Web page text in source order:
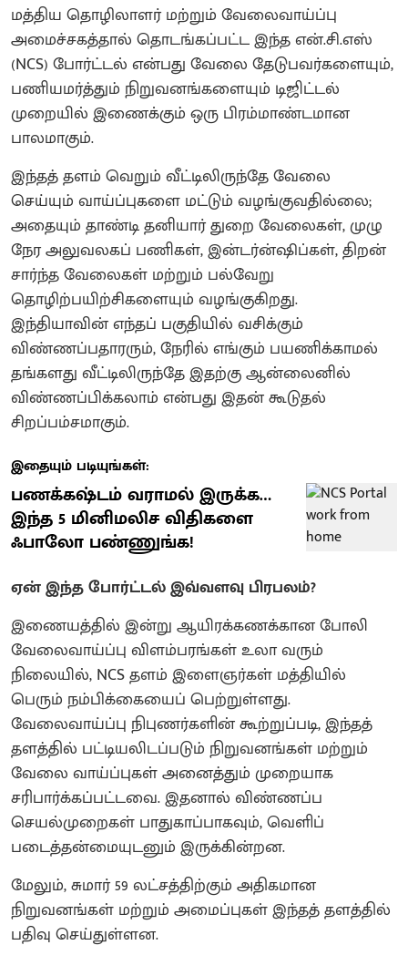
மத்திய தொழிலாளர் மற்றும் வேலைவாய்ப்பு
அமைச்சகத்தால் தொடங்கப்பட்ட இந்த என்.சி.எஸ்
(NCS) போர்ட்டல் என்பது வேலை தேடுபவர்களையும்,
பணியமர்த்தும் நிறுவனங்களையும் டிஜிட்டல்
முறையில் இணைக்கும் ஒரு பிரம்மாண்டமான
பாலமாகும்.
இந்தத் தளம் வெறும் வீட்டிலிருந்தே வேலை
செய்யும் வாய்ப்புகளை மட்டும் வழங்குவதில்லை;
அதையும் தாண்டி தனியார் துறை வேலைகள், முழு
நேர அலுவலகப் பணிகள், இன்டர்ன்ஷிப்கள், திறன்
சார்ந்த வேலைகள் மற்றும் பல்வேறு
தொழிற்பயிற்சிகளையும் வழங்குகிறது.
இந்தியாவின் எந்தப் பகுதியில் வசிக்கும்
விண்ணப்பதாரரும், நேரில் எங்கும் பயணிக்காமல்
தங்களது வீட்டிலிருந்தே இதற்கு ஆன்லைனில்
விண்ணப்பிக்கலாம் என்பது இதன் கூடுதல்
சிறப்பம்சமாகும்.
இதையும் படியுங்கள்:
பணக்கஷ்டம் வராமல் இருக்க…
இந்த 5 மினிமலிச விதிகளை
ஃபாலோ பண்ணுங்க!
ஏன் இந்த போர்ட்டல் இவ்வளவு பிரபலம்?
இணையத்தில் இன்று ஆயிரக்கணக்கான போலி
வேலைவாய்ப்பு விளம்பரங்கள் உலா வரும்
நிலையில், NCS தளம் இளைஞர்கள் மத்தியில்
பெரும் நம்பிக்கையைப் பெற்றுள்ளது.
வேலைவாய்ப்பு நிபுணர்களின் கூற்றுப்படி, இந்தத்
தளத்தில் பட்டியலிடப்படும் நிறுவனங்கள் மற்றும்
வேலை வாய்ப்புகள் அனைத்தும் முறையாக
சரிபார்க்கப்பட்டவை. இதனால் விண்ணப்ப
செயல்முறைகள் பாதுகாப்பாகவும், வெளிப்
படைத்தன்மையுடனும் இருக்கின்றன.
மேலும், சுமார் 59 லட்சத்திற்கும் அதிகமான
நிறுவனங்கள் மற்றும் அமைப்புகள் இந்தத் தளத்தில்
பதிவு செய்துள்ளன.